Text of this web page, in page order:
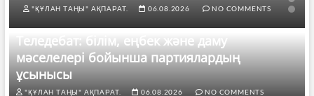
"ҚҰЛАН ТАҢЫ" АҚПАРАТ. 06.08.2026 NO COMMENTS
Теледебат: білім, еңбек және даму
мәселелері бойынша партиялардың
ұсынысы
"ҚҰЛАН ТАҢЫ" АҚПАРАТ. 06.08.2026 NO COMMENTS